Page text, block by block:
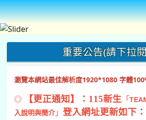
重要公告(請下拉
瀏覽本網站最佳解析度1920*1080 字體
◎ 【更正通知】：115新生 「
入說明與簡介」 登入網址更新如下：